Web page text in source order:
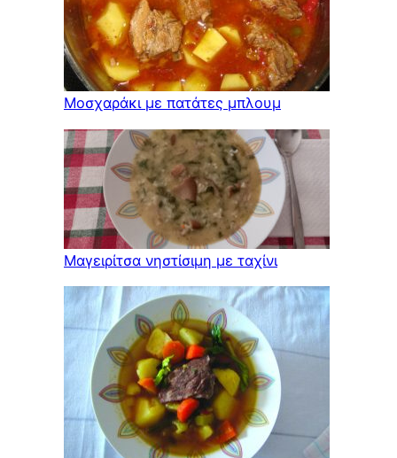
Μοσχαράκι με πατάτες μπλουμ
Μαγειρίτσα νηστίσιμη με ταχίνι